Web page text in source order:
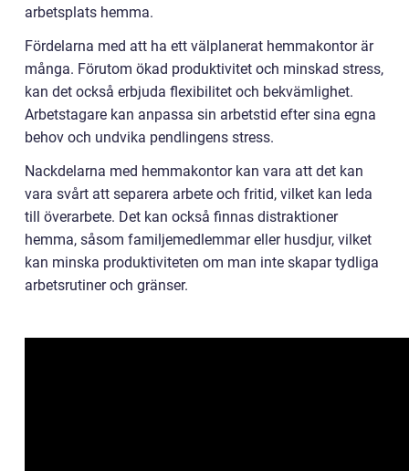
arbetsplats hemma.
Fördelarna med att ha ett välplanerat hemmakontor är
många. Förutom ökad produktivitet och minskad stress,
kan det också erbjuda flexibilitet och bekvämlighet.
Arbetstagare kan anpassa sin arbetstid efter sina egna
behov och undvika pendlingens stress.
Nackdelarna med hemmakontor kan vara att det kan
vara svårt att separera arbete och fritid, vilket kan leda
till överarbete. Det kan också finnas distraktioner
hemma, såsom familjemedlemmar eller husdjur, vilket
kan minska produktiviteten om man inte skapar tydliga
arbetsrutiner och gränser.